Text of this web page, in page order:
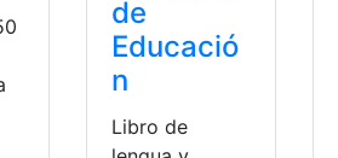
de
Educació
n
Libro de